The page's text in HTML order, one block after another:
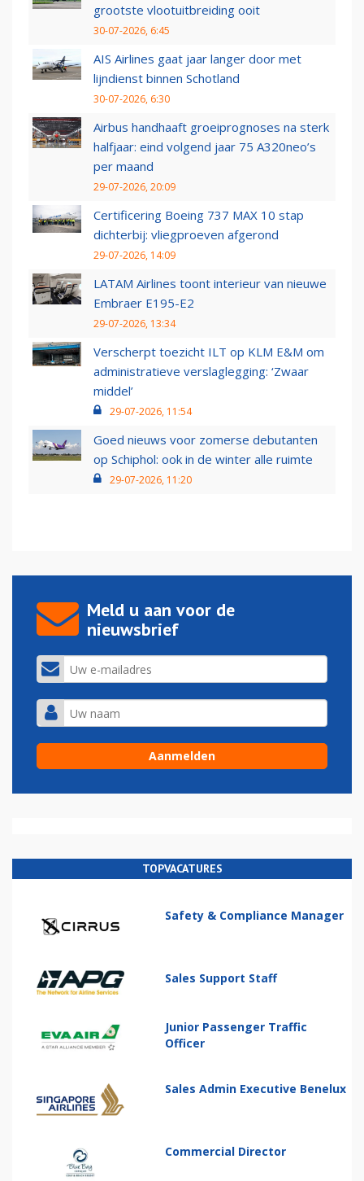
grootste vlootuitbreiding ooit
30-07-2026, 6:45
AIS Airlines gaat jaar langer door met
lijndienst binnen Schotland
30-07-2026, 6:30
Airbus handhaaft groeiprognoses na sterk
halfjaar: eind volgend jaar 75 A320neo’s
per maand
29-07-2026, 20:09
Certificering Boeing 737 MAX 10 stap
dichterbij: vliegproeven afgerond
29-07-2026, 14:09
LATAM Airlines toont interieur van nieuwe
Embraer E195-E2
29-07-2026, 13:34
Verscherpt toezicht ILT op KLM E&M om
administratieve verslaglegging: ‘Zwaar
middel’
29-07-2026, 11:54
Goed nieuws voor zomerse debutanten
op Schiphol: ook in de winter alle ruimte
29-07-2026, 11:20
Meld u aan voor de
nieuwsbrief
TOPVACATURES
Safety & Compliance Manager
Sales Support Staff
Junior Passenger Traffic
Officer
Sales Admin Executive Benelux
Commercial Director